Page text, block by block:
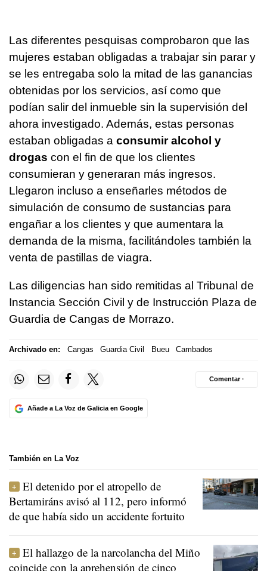
Las diferentes pesquisas comprobaron que las
mujeres estaban obligadas a trabajar sin parar y
se les entregaba solo la mitad de las ganancias
obtenidas por los servicios, así como que
podían salir del inmueble sin la supervisión del
ahora investigado. Además, estas personas
estaban obligadas a consumir alcohol y
drogas con el fin de que los clientes
consumieran y generaran más ingresos.
Llegaron incluso a enseñarles métodos de
simulación de consumo de sustancias para
engañar a los clientes y que aumentara la
demanda de la misma, facilitándoles también la
venta de pastillas de viagra.
Las diligencias han sido remitidas al Tribunal de
Instancia Sección Civil y de Instrucción Plaza de
Guardia de Cangas de Morrazo.
Archivado en: Cangas Guardia Civil Bueu Cambados
Añade a La Voz de Galicia en Google
Comentar ·
También en La Voz
El detenido por el atropello de
Bertamiráns avisó al 112, pero informó
de que había sido un accidente fortuito
El hallazgo de la narcolancha del Miño
coincide con la aprehensión de cinco